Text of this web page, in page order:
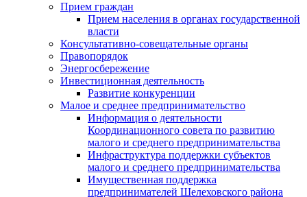
Прием граждан
Прием населения в органах государственной
власти
Консультативно-совещательные органы
Правопорядок
Энергосбережение
Инвестиционная деятельность
Развитие конкуренции
Малое и среднее предпринимательство
Информация о деятельности
Координационного совета по развитию
малого и среднего предпринимательства
Инфраструктура поддержки субъектов
малого и среднего предпринимательства
Имущественная поддержка
предпринимателей Шелеховского района